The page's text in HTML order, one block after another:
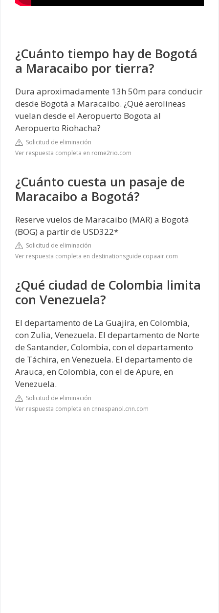
¿Cuánto tiempo hay de Bogotá
a Maracaibo por tierra?
Dura aproximadamente 13h 50m para conducir
desde Bogotá a Maracaibo. ¿Qué aerolineas
vuelan desde el Aeropuerto Bogota al
Aeropuerto Riohacha?
Solicitud de eliminación
Ver respuesta completa en rome2rio.com
¿Cuánto cuesta un pasaje de
Maracaibo a Bogotá?
Reserve vuelos de Maracaibo (MAR) a Bogotá
(BOG) a partir de USD322*
Solicitud de eliminación
Ver respuesta completa en destinationsguide.copaair.com
¿Qué ciudad de Colombia limita
con Venezuela?
El departamento de La Guajira, en Colombia,
con Zulia, Venezuela. El departamento de Norte
de Santander, Colombia, con el departamento
de Táchira, en Venezuela. El departamento de
Arauca, en Colombia, con el de Apure, en
Venezuela.
Solicitud de eliminación
Ver respuesta completa en cnnespanol.cnn.com